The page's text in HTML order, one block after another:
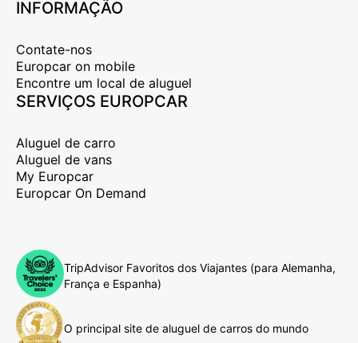
INFORMAÇÃO
Contate-nos
Europcar on mobile
Encontre um local de aluguel
SERVIÇOS EUROPCAR
Aluguel de carro
Aluguel de vans
My Europcar
Europcar On Demand
TripAdvisor Favoritos dos Viajantes (para Alemanha,
França e Espanha)
O principal site de aluguel de carros do mundo